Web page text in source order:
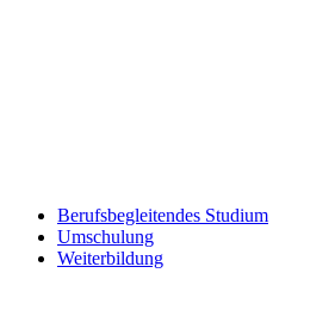
Berufsbegleitendes Studium
Umschulung
Weiterbildung